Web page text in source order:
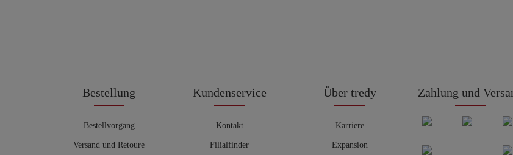
Bestellung
Bestellvorgang
Versand und Retoure
Kundenservice
Kontakt
Filialfinder
Über tredy
Karriere
Expansion
Zahlung und